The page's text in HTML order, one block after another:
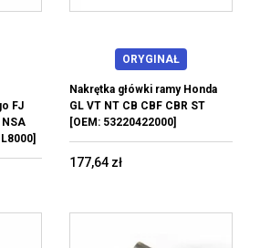
FJ
NSA
ORYGINAŁ
Nakrętka główki ramy Honda
GL VT NT CB CBF CBR ST
[OEM: 53220422000]
177,64 zł